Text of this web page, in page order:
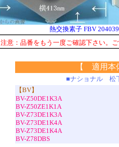
熱交換素子 FBV
注意：品番をもう一度ご確認下さい。
【 適用本
■ナショナル 松
【BV】
BV-Z50DE1K3A
BV-Z50ZE1K1A
BV-Z73DE1K3A
BV-Z73DE1K4A
BV-Z73DE1K4A
BV-Z78DBS